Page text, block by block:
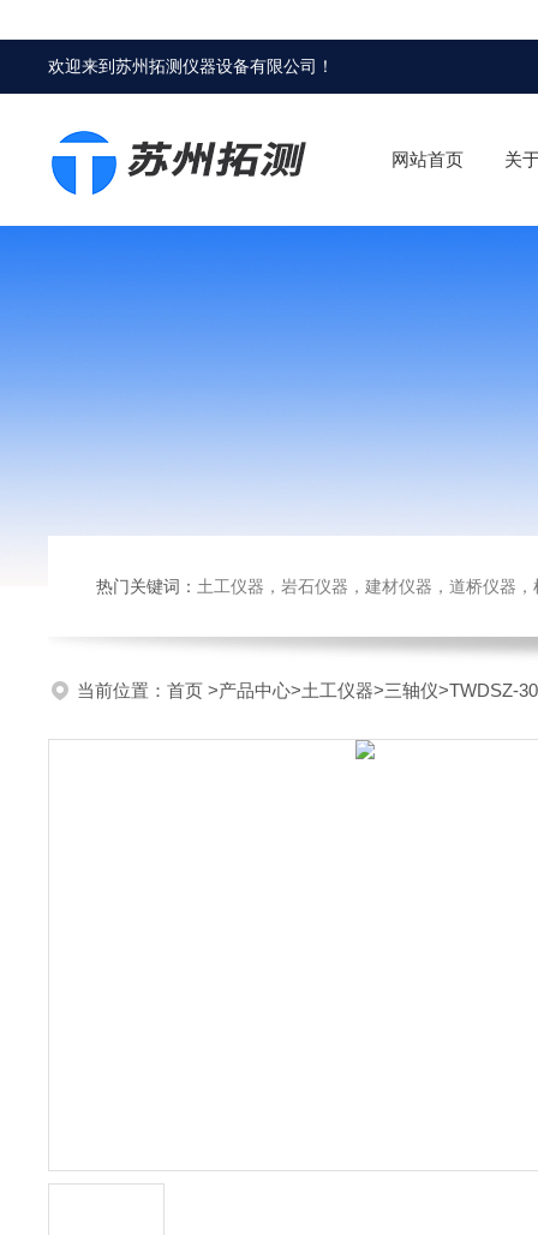
欢迎来到苏州拓测仪器设备有限公司 ！
网站首页 关
热门关键词： 土工仪器，岩石仪器，建材仪器，道桥仪器，检测
当前位置： 首页 >产品中心>土工仪器>三轴仪>TWDSZ-